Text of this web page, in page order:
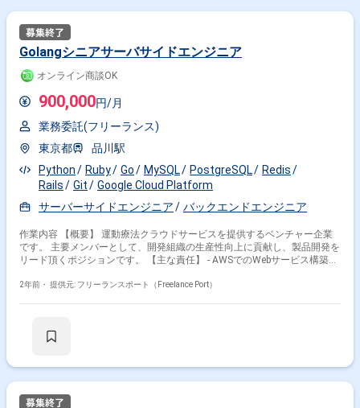
Golangシニアサーバサイドエンジニア
オンライン商談OK
900,000円/月
業務委託(フリーランス)
東京都
品川駅
Python
Ruby Go MySQL PostgreSQL
Redis
Rails
Git
Google Cloud Platform
サーバーサイドエンジニア
バックエンドエンジニア
作業内容 【概要】 運動療法クラウドサービスを提供するベンチャー企業
です。 主要メンバーとして、開発組織の生産性向上に貢献し、製品開発を
リード頂くポジションです。 【主な責任】 - AWSでのWebサービス構築、
APIとデータベースの設計 - プロダクトの要件を理解し、技術的な仕様への
構成】 プロダクトマネージャー1名、エンジニア3名、デザイナー1名で構
ハビリを日常化し、社会を元気にする」。 運動療法クラウドサービスの接
2年前・ 提供元: フリーランスポート（Freelance Port）